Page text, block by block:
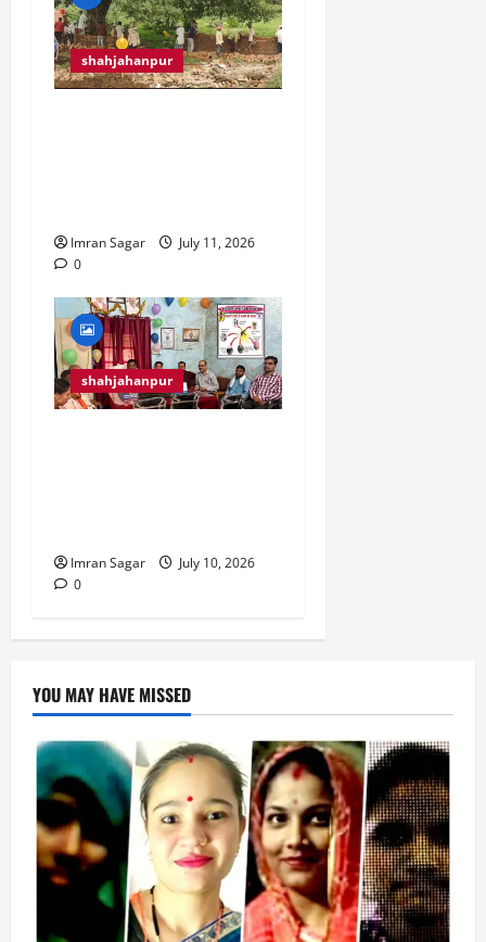
shahjahanpur
Imran Sagar
July 11, 2026
0
shahjahanpur
Imran Sagar
July 10, 2026
0
YOU MAY HAVE MISSED